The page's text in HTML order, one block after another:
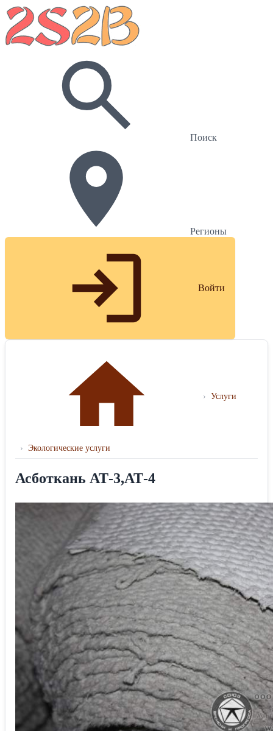
Поиск
Регионы
Войти
› Услуги
› Экологические услуги
Асботкань АТ-3,АТ-4